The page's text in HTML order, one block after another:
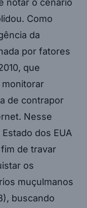
notar o cenário
Como
da
por fatores
que
de contrapor
Nesse
dos EUA
de travar
os
muçulmanos
buscando